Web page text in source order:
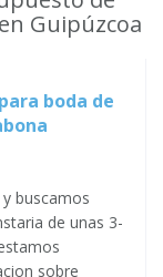
Guipúzcoa
boda de
buscamos
de unas 3-
sobre